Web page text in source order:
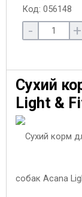
Код: 056148
- +
Сухий
Light &